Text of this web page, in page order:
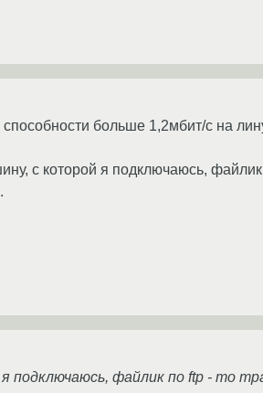
больше 1,2мбит/c на
с которой я подключаюсь,
подключаюсь, файлик по ftp - то